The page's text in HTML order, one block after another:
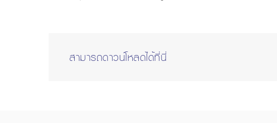
สามารถดาวน์โหลดได้ที่นี่